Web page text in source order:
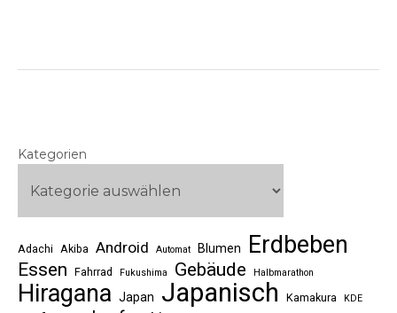
Kategorien
Adachi Akiba Android Automat Blumen Erdbeben
Essen Fahrrad Fukushima Gebäude Halbmarathon
Hiragana Japan Japanisch Kamakura KDE